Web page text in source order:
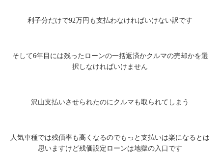
利子分だけで92万円も支払わなければいけない訳です
そして6年目には残ったローンの一括返済かクルマの売却かを選
択しなければいけません
沢山支払いさせられたのにクルマも取られてしまう
人気車種では残価率も高くなるのでもっと支払いは楽になるとは
思いますけど残価設定ローンは地獄の入口です